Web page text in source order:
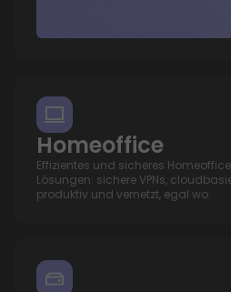
Homeoffice
Effizientes und sicheres
Lösungen: sichere VPNs,
produktiv und vernetzt, egal wo.